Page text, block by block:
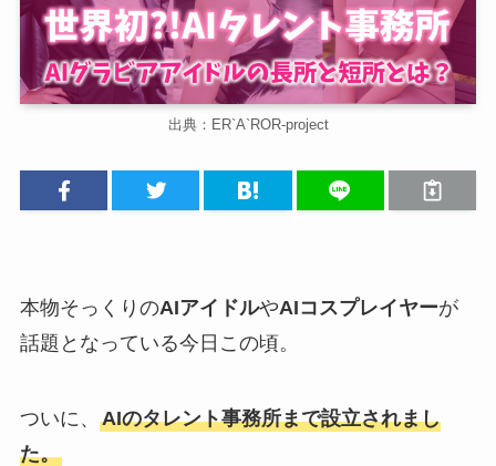
出典：ER`A`ROR-project
本物そっくりのAIアイドルやAIコスプレイヤーが
話題となっている今日この頃。
ついに、 AIのタレント事務所まで設立されまし
た。